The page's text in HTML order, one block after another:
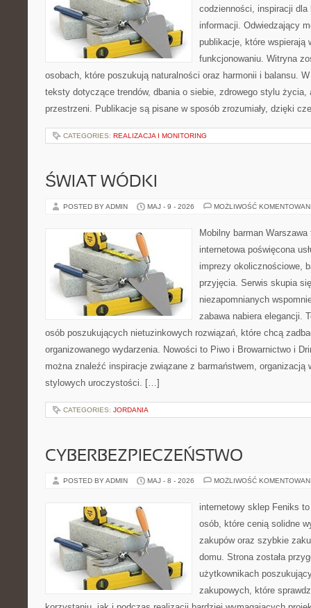
codzienności, inspiracji
informacji. Odwiedzający
publikacje, które wspierają
funkcjonowaniu. Witryna
osobach, które poszukują naturalności oraz harmonii i balansu.
teksty dotyczące trendów, dbania o siebie, zdrowego stylu życia,
przestrzeni. Publikacje są pisane w sposób zrozumiały, dzięki
CATEGORIES: REALIZACJA I MONITORING
ŚWIAT WÓDKI
POSTED BY ADMIN MAJ - 9 - 2026 MOŻLIWOŚĆ
Mobilny barman
internetowa poświęcona
imprezy okolicznościowe,
przyjęcia. Serwis skupia
niezapomnianych
zabawa nabiera elegancji.
osób poszukujących nietuzinkowych rozwiązań, które chcą
organizowanego wydarzenia. Nowości to Piwo i Browarnictwo i
można znaleźć inspiracje związane z barmaństwem, organizacją
stylowych uroczystości. […]
CATEGORIES: JORDANIA
CYBERBEZPIECZEŃSTWO
POSTED BY ADMIN MAJ - 8 - 2026 MOŻLIWOŚĆ
internetowy sklep Feniks
osób, które cenią solidne
zakupów oraz szybkie
domu. Strona została
użytkownikach
zakupowych, które